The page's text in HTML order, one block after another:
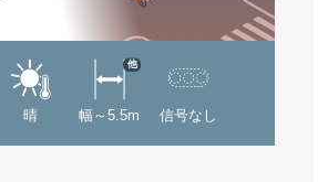
晴 幅～5.5m
他
信号なし